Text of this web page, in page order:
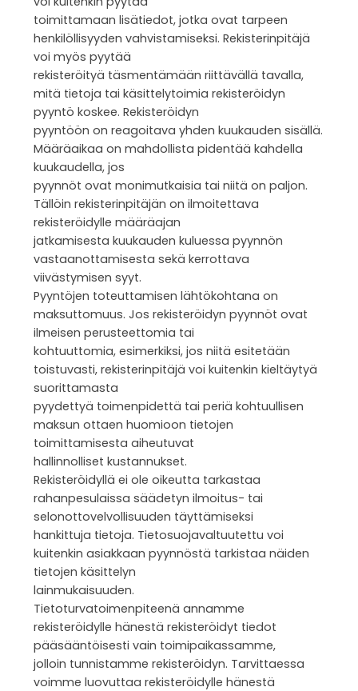
toimittamaan lisätiedot, jotka ovat tarpeen
henkilöllisyyden vahvistamiseksi. Rekisterinpitäjä
voi myös pyytää
rekisteröityä täsmentämään riittävällä tavalla,
mitä tietoja tai käsittelytoimia rekisteröidyn
pyyntö koskee. Rekisteröidyn
pyyntöön on reagoitava yhden kuukauden sisällä.
Määräaikaa on mahdollista pidentää kahdella
kuukaudella, jos
pyynnöt ovat monimutkaisia tai niitä on paljon.
Tällöin rekisterinpitäjän on ilmoitettava
rekisteröidylle määräajan
jatkamisesta kuukauden kuluessa pyynnön
vastaanottamisesta sekä kerrottava
viivästymisen syyt.
Pyyntöjen toteuttamisen lähtökohtana on
maksuttomuus. Jos rekisteröidyn pyynnöt ovat
ilmeisen perusteettomia tai
kohtuuttomia, esimerkiksi, jos niitä esitetään
toistuvasti, rekisterinpitäjä voi kuitenkin kieltäytyä
suorittamasta
pyydettyä toimenpidettä tai periä kohtuullisen
maksun ottaen huomioon tietojen
toimittamisesta aiheutuvat
hallinnolliset kustannukset.
Rekisteröidyllä ei ole oikeutta tarkastaa
rahanpesulaissa säädetyn ilmoitus- tai
selonottovelvollisuuden täyttämiseksi
hankittuja tietoja. Tietosuojavaltuutettu voi
kuitenkin asiakkaan pyynnöstä tarkistaa näiden
tietojen käsittelyn
lainmukaisuuden.
Tietoturvatoimenpiteenä annamme
rekisteröidylle hänestä rekisteröidyt tiedot
pääsääntöisesti vain toimipaikassamme,
jolloin tunnistamme rekisteröidyn. Tarvittaessa
voimme luovuttaa rekisteröidylle hänestä